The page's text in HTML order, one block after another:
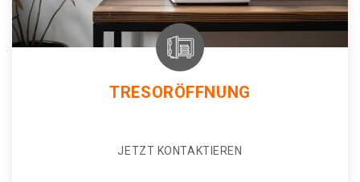
TRESORÖFFNUNG
JETZT KONTAKTIEREN